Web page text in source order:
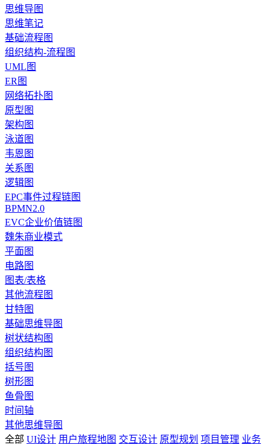
思维导图
思维笔记
基础流程图
组织结构-流程图
UML图
ER图
网络拓扑图
原型图
架构图
泳道图
韦恩图
关系图
逻辑图
EPC事件过程链图
BPMN2.0
EVC企业价值链图
魏朱商业模式
平面图
电路图
图表/表格
其他流程图
甘特图
基础思维导图
树状结构图
组织结构图
括号图
树形图
鱼骨图
时间轴
其他思维导图
全部 UI设计 用户旅程地图 交互设计 原型规划 项目管理 业务